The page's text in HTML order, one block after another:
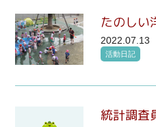
たのしい
2022.07.13
活動日記
統計調査